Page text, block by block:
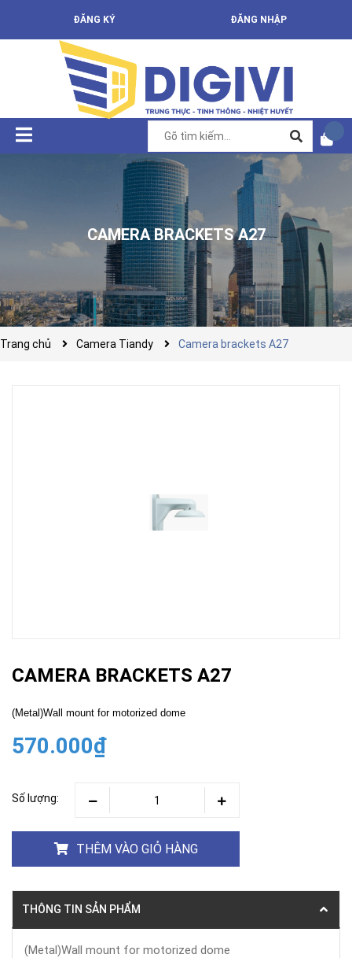
ĐĂNG KÝ ĐĂNG NHẬP
CAMERA BRACKETS A27
Trang chủ Camera Tiandy Camera brackets A27
CAMERA BRACKETS A27
(Metal)Wall mount for motorized dome
570.000₫
Số lượng:
THÊM VÀO GIỎ HÀNG
THÔNG TIN SẢN PHẨM
(Metal)Wall mount for motorized dome